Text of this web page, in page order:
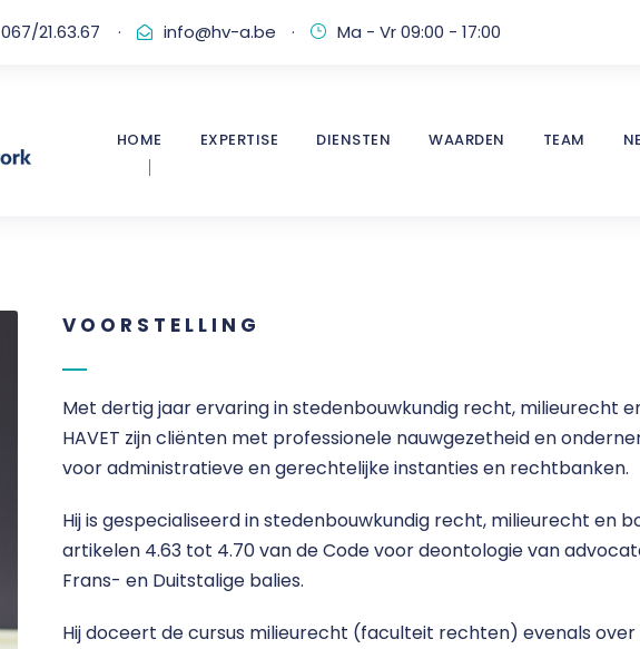
067/21.63.67 · info@hv-a.be · Ma - Vr 09:00 - 17:00
HOME EXPERTISE DIENSTEN WAARDEN TEAM
VOORSTELLING
Met dertig jaar ervaring in stedenbouwkundig recht, milieurecht
HAVET zijn cliënten met professionele nauwgezetheid en
voor administratieve en gerechtelijke instanties en rechtbanken.
Hij is gespecialiseerd in stedenbouwkundig recht, milieurecht en
artikelen 4.63 tot 4.70 van de Code voor deontologie van
Frans- en Duitstalige balies.
Hij doceert de cursus milieurecht (faculteit rechten) evenals